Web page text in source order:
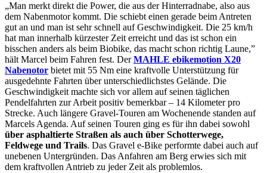
„Man merkt direkt die Power, die aus der Hinterradnabe, also aus
dem Nabenmotor kommt. Die schiebt einen gerade beim Antreten
gut an und man ist sehr schnell auf Geschwindigkeit. Die 25 km/h
hat man innerhalb kürzester Zeit erreicht und das ist schon ein
bisschen anders als beim Biobike, das macht schon richtig Laune,”
hält Marcel beim Fahren fest. DerMAHLE ebikemotion X20
Nabenotor bietet mit 55 Nm eine kraftvolle Unterstützung für
ausgedehnte Fahrten über unterschiedlichstes Gelände. Die
Geschwindigkeit machte sich vor allem auf seinen täglichen
Pendelfahrten zur Arbeit positiv bemerkbar – 14 Kilometer pro
Strecke. Auch längere Gravel-Touren am Wochenende standen auf
Marcels Agenda. Auf seinen Touren ging es für ihn dabei sowohl
über asphaltierte Straßen als auch über Schotterwege,
Feldwege und Trails. Das Gravel e-Bike performte dabei auch auf
unebenen Untergründen. Das Anfahren am Berg erwies sich mit
dem kraftvollen Antrieb zu jeder Zeit als problemlos.